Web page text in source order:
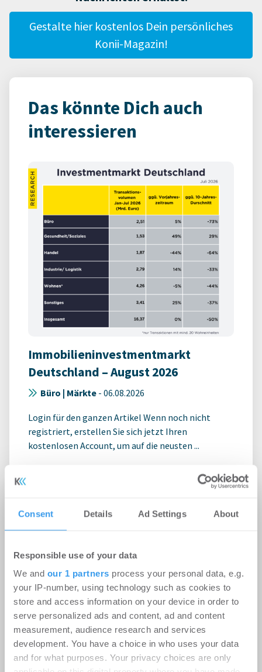
Consent Details Ad Settings About
Responsible use of your data
We and our 1 partners process your personal data, e.g.
your IP-number, using technology such as cookies to
store and access information on your device in order to
serve personalized ads and content, ad and content
measurement, audience research and services
development. You have a choice in who uses your data
and for what purposes. Your privacy choices are only
Gestalte hier kostenlos Dein persönliches
Konii-Magazin!
Das könnte Dich auch
interessieren
Immobilieninvestmentmarkt
Deutschland – August 2026
Büro | Märkte - 06.08.2026
Login für den ganzen Artikel Wenn noch nicht
registriert, erstellen Sie sich jetzt Ihren
kostenlosen Account, um auf die neusten ...
Ampega Asset Management gewinnt
ODDO BHF SE für den SKYPER